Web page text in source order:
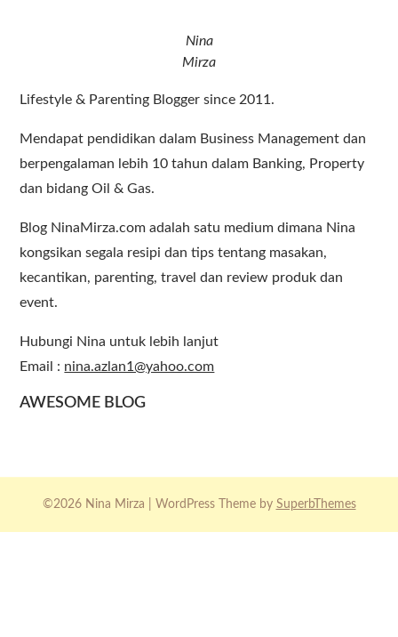
Nina
Mirza
Lifestyle & Parenting Blogger since 2011.
Mendapat pendidikan dalam Business Management dan
berpengalaman lebih 10 tahun dalam Banking, Property
dan bidang Oil & Gas.
Blog NinaMirza.com adalah satu medium dimana Nina
kongsikan segala resipi dan tips tentang masakan,
kecantikan, parenting, travel dan review produk dan
event.
Hubungi Nina untuk lebih lanjut
Email : nina.azlan1@yahoo.com
AWESOME BLOG
©2026 Nina Mirza | WordPress Theme by SuperbThemes